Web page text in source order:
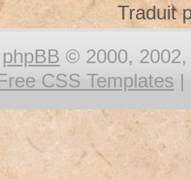
Traduit
phpBB © 2000, 2002,
CSS Templates |